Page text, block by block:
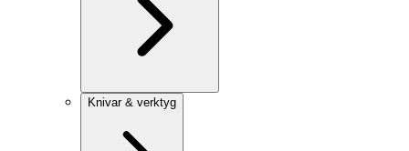
Knivar & verktyg